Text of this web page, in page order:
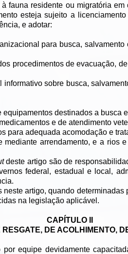
fauna residente ou migratória
esteja sujeito a
e adotar:
para busca,
procedimentos de evacuação,
sobre busca,
destinados a busca
e de atendimento
para adequada acomodação e
arrendamento, e a rios
deste artigo são de
federal, estadual e local,
artigo, quando
na legislação aplicável.
CAPÍTULO II
RESGATE, DE ACOLHIMENTO,
equipe devidamente